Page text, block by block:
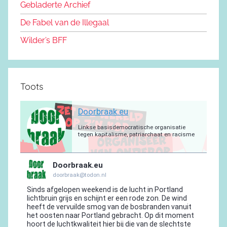
n
m
o
k
Gebladerte Archief
De Fabel van de Illegaal
Wilder’s BFF
Toots